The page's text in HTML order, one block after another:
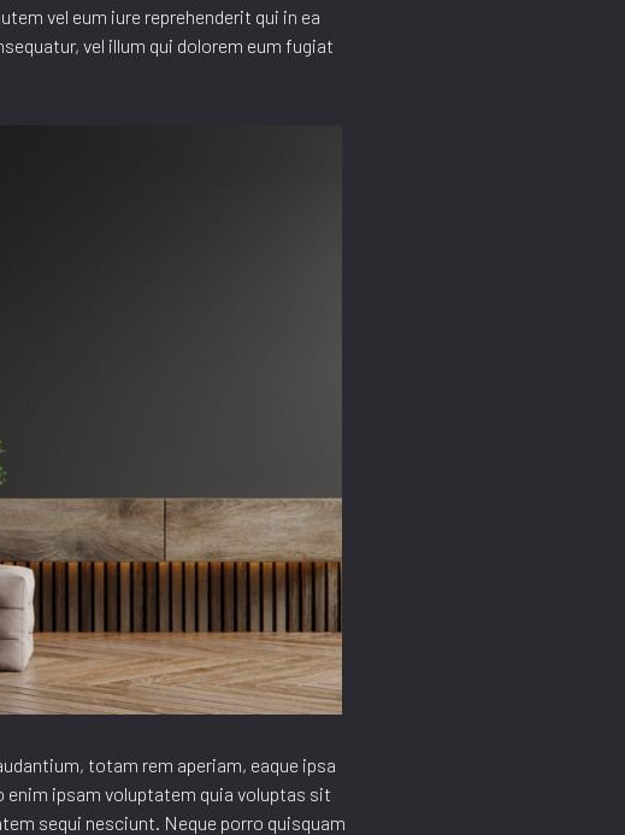
vel eum iure reprehenderit qui in ea
vel illum qui dolorem eum fugiat
totam rem aperiam, eaque ipsa
ipsam voluptatem quia voluptas sit
sequi nesciunt. Neque porro quisquam